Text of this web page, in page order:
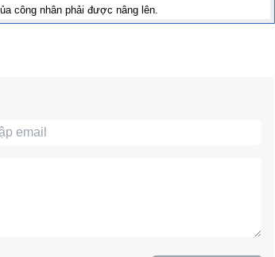
công nhân phải được nâng lên.